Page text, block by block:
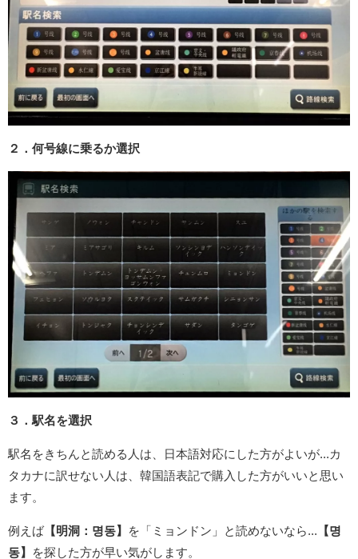
２．何号線に乗るか選択
３．駅名を選択
駅名をきちんと読める人は、日本語対応にした方がよいが...カ
タカナに訳せない人は、韓国語表記で購入した方がいいと思い
ます。
例えば【明洞：명동】 を「ミョンドン」と読めないなら...
【명
동】
を探した方が早い気がします。